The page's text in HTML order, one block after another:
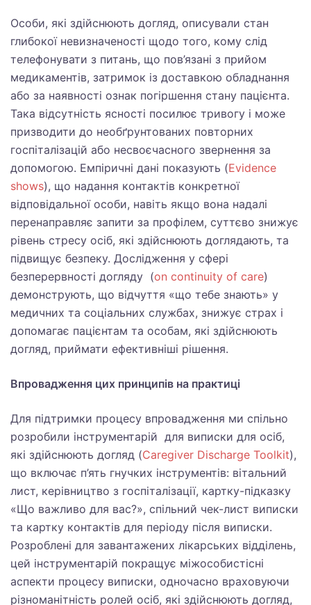
Особи, які здійснюють догляд, описували стан
глибокої невизначеності щодо того, кому слід
телефонувати з питань, що пов’язані з прийом
медикаментів, затримок із доставкою обладнання
або за наявності ознак погіршення стану пацієнта.
Така відсутність ясності посилює тривогу і може
призводити до необґрунтованих повторних
госпіталізацій або несвоєчасного звернення за
допомогою. Емпіричні дані показують (Evidence
shows), що надання контактів конкретної
відповідальної особи, навіть якщо вона надалі
перенаправляє запити за профілем, суттєво знижує
рівень стресу осіб, які здійснюють доглядають, та
підвищує безпеку. Дослідження у сфері
безперервності догляду (on continuity of care)
демонструють, що відчуття «що тебе знають» у
медичних та соціальних службах, знижує страх і
допомагає пацієнтам та особам, які здійснюють
догляд, приймати ефективніші рішення.
Впровадження цих принципів на практиці
Для підтримки процесу впровадження ми спільно
розробили інструментарій для виписки для осіб,
які здійснюють догляд (Caregiver Discharge Toolkit),
що включає п’ять гнучких інструментів: вітальний
лист, керівництво з госпіталізації, картку-підказку
«Що важливо для вас?», спільний чек-лист виписки
та картку контактів для періоду після виписки.
Розроблені для завантажених лікарських відділень,
цей інструментарій покращує міжособистісні
аспекти процесу виписки, одночасно враховуючи
різноманітність ролей осіб, які здійснюють догляд,